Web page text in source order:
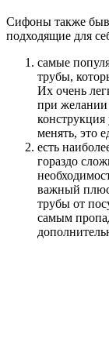
Сифоны также
подходящие для
самые
трубы,
Их очень
при желании
конструкция
менять, это
есть
гораздо
важный
трубы от
самым